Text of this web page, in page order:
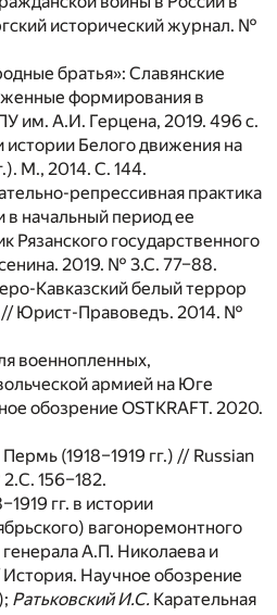
исторический журнал. №
братья»: Славянские
формирования в
им. А.И. Герцена, 2019. 496 с.
истории Белого движения на
М., 2014. С. 144.
репрессивная практика
начальный период ее
Рязанского государственного
2019. № 3.С. 77–88.
Кавказский белый террор
// Юрист-Правоведъ. 2014. №
военнопленных,
армией на Юге
обозрение OSTKRAFT. 2020.
(1918–1919 гг.) // Russian
156–182.
гг. в истории
вагоноремонтного
А.П. Николаева и
Научное обозрение
Ратьковский И.С. Карательная